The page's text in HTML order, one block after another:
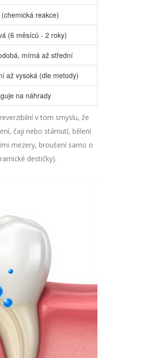
reakce)
(6 měsíců - 2 roky)
mírná až střední
až vysoká (dle metody)
na náhrady
v tom smyslu, že
čaji nebo stárnutí, bělení
mezery, broušení samo o
destičky).